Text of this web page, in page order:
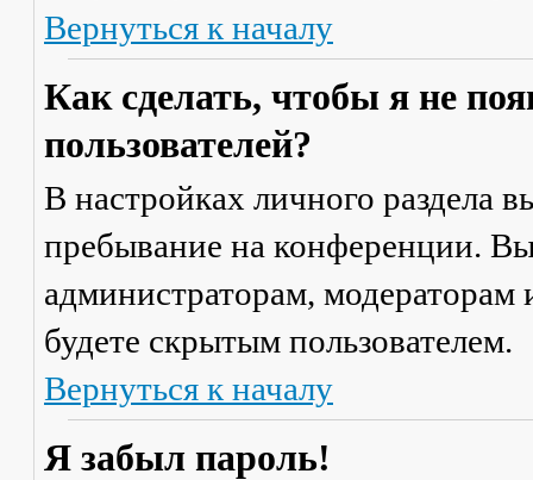
Вернуться к началу
Как сделать, чтобы я не
пользователей?
В настройках личного раздела
пребывание на конференции.
администраторам,
будете скрытым пользователем.
Вернуться к началу
Я забыл пароль!